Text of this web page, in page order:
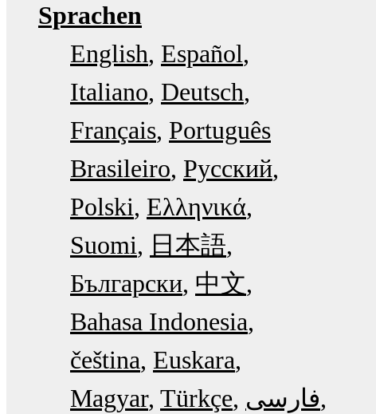
Sprachen
English Español
Italiano Deutsch
Français Português
Brasileiro Русский
Polski Ελληνικά
Suomi
日本語
Български 中文
Bahasa Indonesia
čeština Euskara
Magyar Türkçe فارسی